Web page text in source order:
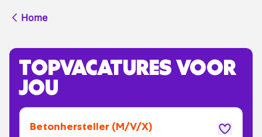
Home
TOPVACATURES VOOR
JOU
Betonhersteller (M/V/X)